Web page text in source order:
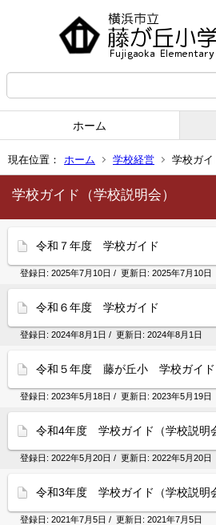
ホーム
現在位置： ホーム 学校経営 学校ガイ
学校ガイド（学校説明会）
令和７年度 学校ガイド
登録日: 2025年7月10日 / 更新日: 2025年7月10日
令和６年度 学校ガイド
登録日: 2024年8月1日 / 更新日: 2024年8月1日
令和５年度 藤が丘小 学校ガイド
登録日: 2023年5月18日 / 更新日: 2023年5月19日
令和4年度 学校ガイド（学校説明
登録日: 2022年5月20日 / 更新日: 2022年5月20日
令和3年度 学校ガイド（学校説明
登録日: 2021年7月5日 / 更新日: 2021年7月5日